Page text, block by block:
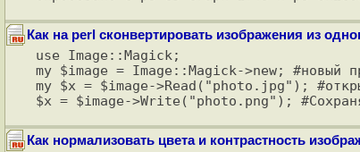
Как на perl сконвертировать изображения из
use Image::Magick;
my $image = Image::Magick->new; #новый
my $x = $image->Read("photo.jpg");
Как нормализовать цвета и контрастность